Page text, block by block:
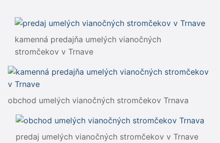
kamenná predajňa umelých vianočných
stromčekov v Trnave
obchod umelých vianočných stromčekov Trnava
predaj umelých vianočných stromčekov v Trnave